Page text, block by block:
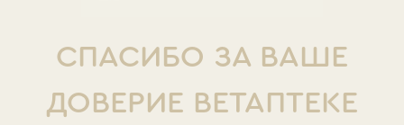
СПАСИБО ЗА ВАШЕ
ДОВЕРИЕ ВЕТАПТЕКЕ